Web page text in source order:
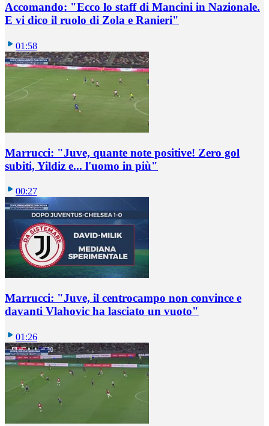
Accomando: "Ecco lo staff di Mancini in Nazionale.
E vi dico il ruolo di Zola e Ranieri"
01:58
Marrucci: "Juve, quante note positive! Zero gol
subiti, Yildiz e... l'uomo in più"
00:27
Marrucci: "Juve, il centrocampo non convince e
davanti Vlahovic ha lasciato un vuoto"
01:26